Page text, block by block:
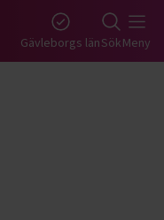
Gävleborgs länSökMeny